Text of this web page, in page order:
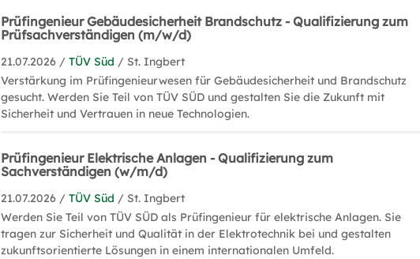
Prüfingenieur Gebäudesicherheit Brandschutz - Qualifizierung zum
Prüfsachverständigen (m/w/d)
21.07.2026 /TÜV Süd / St. Ingbert
Verstärkung im Prüfingenieurwesen für Gebäudesicherheit und Brandschutz
gesucht. Werden Sie Teil von TÜV SÜD und gestalten Sie die Zukunft mit
Sicherheit und Vertrauen in neue Technologien.
Prüfingenieur Elektrische Anlagen - Qualifizierung zum
Sachverständigen (w/m/d)
21.07.2026 /TÜV Süd / St. Ingbert
Werden Sie Teil von TÜV SÜD als Prüfingenieur für elektrische Anlagen. Sie
tragen zur Sicherheit und Qualität in der Elektrotechnik bei und gestalten
zukunftsorientierte Lösungen in einem internationalen Umfeld.